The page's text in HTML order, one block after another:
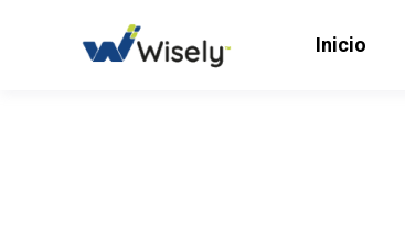
Inicio